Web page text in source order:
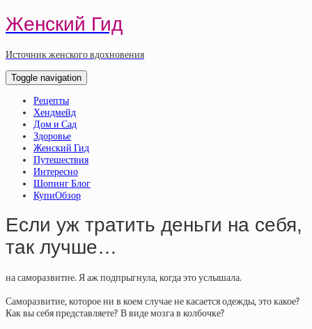
Женский Гид
Источник женского вдохновения
Toggle navigation
Рецепты
Хендмейд
Дом и Сад
Здоровье
Женский Гид
Путешествия
Интересно
Шопинг Блог
КупиОбзор
Если уж тратить деньги на себя,
так лучше…
на саморазвитие. Я аж подпрыгнула, когда это услышала.
Саморазвитие, которое ни в коем случае не касается одежды, это какое?
Как вы себя представляете? В виде мозга в колбочке?